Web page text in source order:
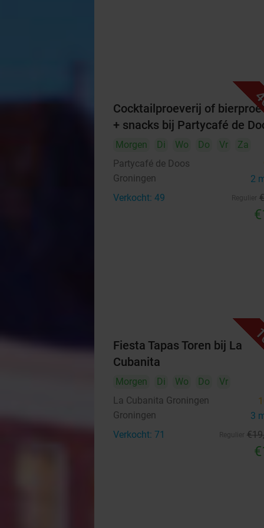
Cocktailproeverij of
+ snacks bij Partycafé de
Morgen Di Wo Do Vr
Za
Partycafé de Doos
Groningen 2
Verkocht: 49
Fiesta Tapas Toren bij La
Cubanita
Morgen Di Wo Do
Vr
La Cubanita Groningen
Groningen 3
Verkocht: 71 €19